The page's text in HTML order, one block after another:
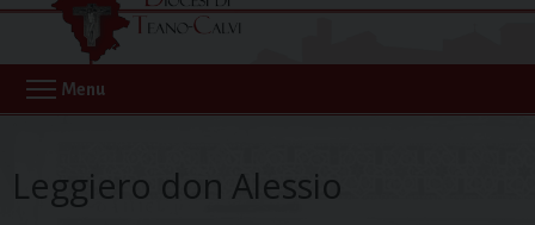
Menu
Leggiero don Alessio